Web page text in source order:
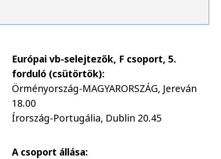
Európai vb-selejtezők, F csoport, 5.
forduló (csütörtök):
Örményország-MAGYARORSZÁG, Jereván
18.00
Írország-Portugália, Dublin 20.45
A csoport állása: